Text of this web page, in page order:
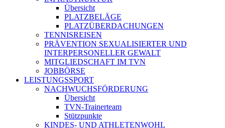
Übersicht
PLATZBELÄGE
PLATZÜBERDACHUNGEN
TENNISREISEN
PRÄVENTION SEXUALISIERTER UND
INTERPERSONELLER GEWALT
MITGLIEDSCHAFT IM TVN
JOBBÖRSE
LEISTUNGSSPORT
NACHWUCHSFÖRDERUNG
Übersicht
TVN-Trainerteam
Stützpunkte
KINDES- UND ATHLETENWOHL